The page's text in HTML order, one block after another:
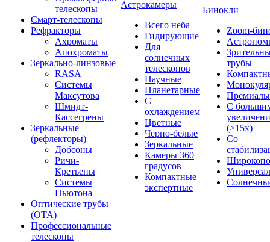
телескопы
Смарт-телескопы
Рефракторы
Ахроматы
Апохроматы
Зеркально-линзовые
RASA
Системы
Максутова
Шмидт-
Кассегрены
Зеркальные
(рефлекторы)
Добсоны
Ричи-
Кретьены
Системы
Ньютона
Оптические трубы
(OTA)
Профессиональные
телескопы
Астрокамеры
Всего неба
Гидирующие
Для
солнечных
телескопов
Научные
Планетарные
С
охлаждением
Цветные
Черно-белые
Зеркальные
Камеры 360
градусов
Компактные
экспертные
Бинокли
Zoom-
трубы
С
(>15x)
Со